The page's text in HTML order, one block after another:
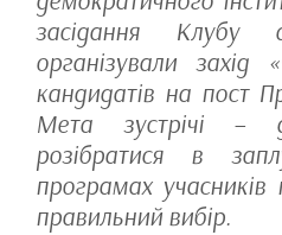
засідання Клубу
організували захід
кандидатів на пост
Мета зустрічі –
розібратися в
програмах учасників
правильний вибір.